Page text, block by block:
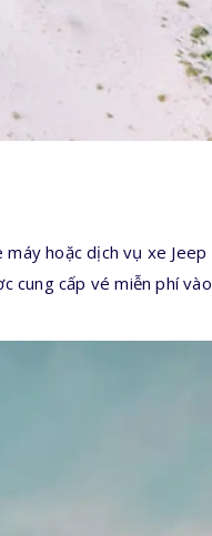
hoặc dịch vụ xe Jeep
cung cấp vé miễn phí vào